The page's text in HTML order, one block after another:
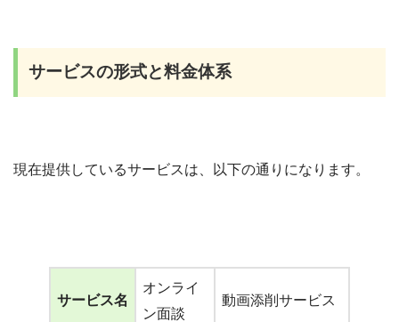
サービスの形式と料金体系
現在提供しているサービスは、以下の通りになります。
サービス名
オンライ
ン面談
動画添削サービス